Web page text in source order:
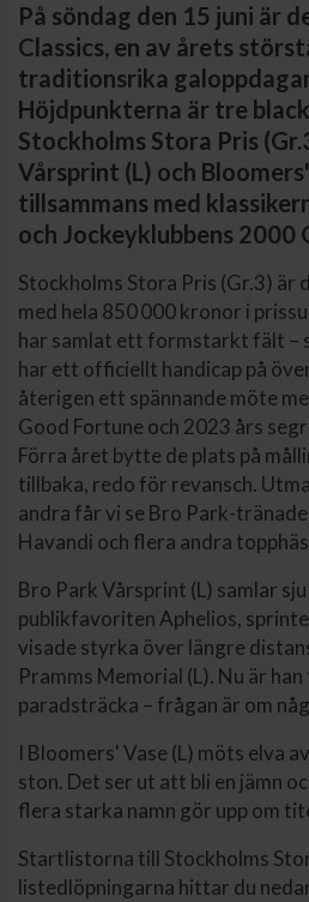
På söndag den 15 juni är
Classics, en av årets
traditionsrika
Höjdpunkterna är tre
Stockholms Stora Pris
Vårsprint (L) och
tillsammans med
och Jockeyklubbens 2000
Stockholms Stora Pris (Gr.3) är
med hela 850 000 kronor i
har samlat ett formstarkt fält –
har ett officiellt handicap på
återigen ett spännande möte
Good Fortune och 2023 års
Förra året bytte de plats på
tillbaka, redo för revansch.
andra får vi se Bro Park-
Havandi och flera andra
Bro Park Vårsprint (L) samlar
publikfavoriten Aphelios,
visade styrka över längre
Pramms Memorial (L). Nu är
paradsträcka – frågan är om
I Bloomers' Vase (L) möts elva
ston. Det ser ut att bli en jämn
flera starka namn gör upp om
Startlistorna till Stockholms
listedlöpningarna hittar du